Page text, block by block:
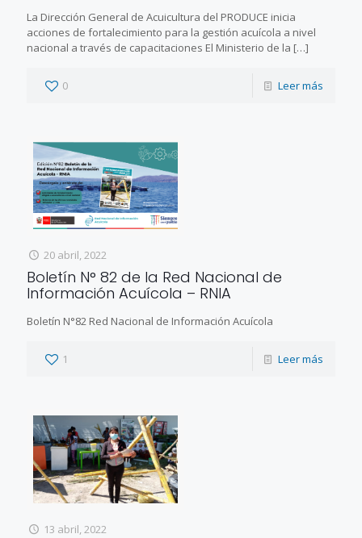
La Dirección General de Acuicultura del PRODUCE inicia
acciones de fortalecimiento para la gestión acuícola a nivel
nacional a través de capacitaciones El Ministerio de la […]
0 Leer más
20 abril, 2022
Boletín N° 82 de la Red Nacional de
Información Acuícola – RNIA
Boletín N°82 Red Nacional de Información Acuícola
1 Leer más
13 abril, 2022